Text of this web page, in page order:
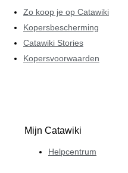
Zo koop je op Catawiki
Kopersbescherming
Catawiki Stories
Kopersvoorwaarden
Mijn Catawiki
Helpcentrum